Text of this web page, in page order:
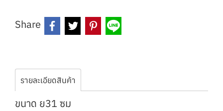
Share
รายละเอียดสินค้า
ขนาด ย31 ซม